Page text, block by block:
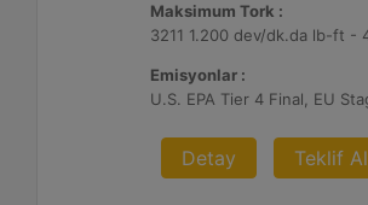
Maksimum Tork :
Emisyonlar :
Detay Teklif Al